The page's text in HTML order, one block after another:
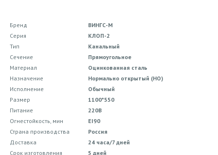
Бренд
ВИНГС-М
Серия
КЛОП-2
Тип
Канальный
Сечение
Прямоугольное
Материал
Оцинкованная сталь
Назначение
Нормально открытый (НО)
Исполнение
Обычный
Размер
1100*550
Питание
220В
Огнестойкость, мин
EI90
Страна производства
Россия
Доставка
24 часа/7 дней
Срок изготовления
5 дней